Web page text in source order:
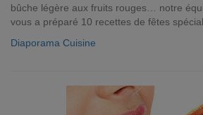
bûche légère aux fruits rouges… notre
vous a préparé 10 recettes de fêtes
Diaporama Cuisine